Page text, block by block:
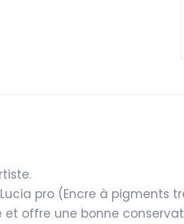
pro (Encre à pigments
et offre une bonne